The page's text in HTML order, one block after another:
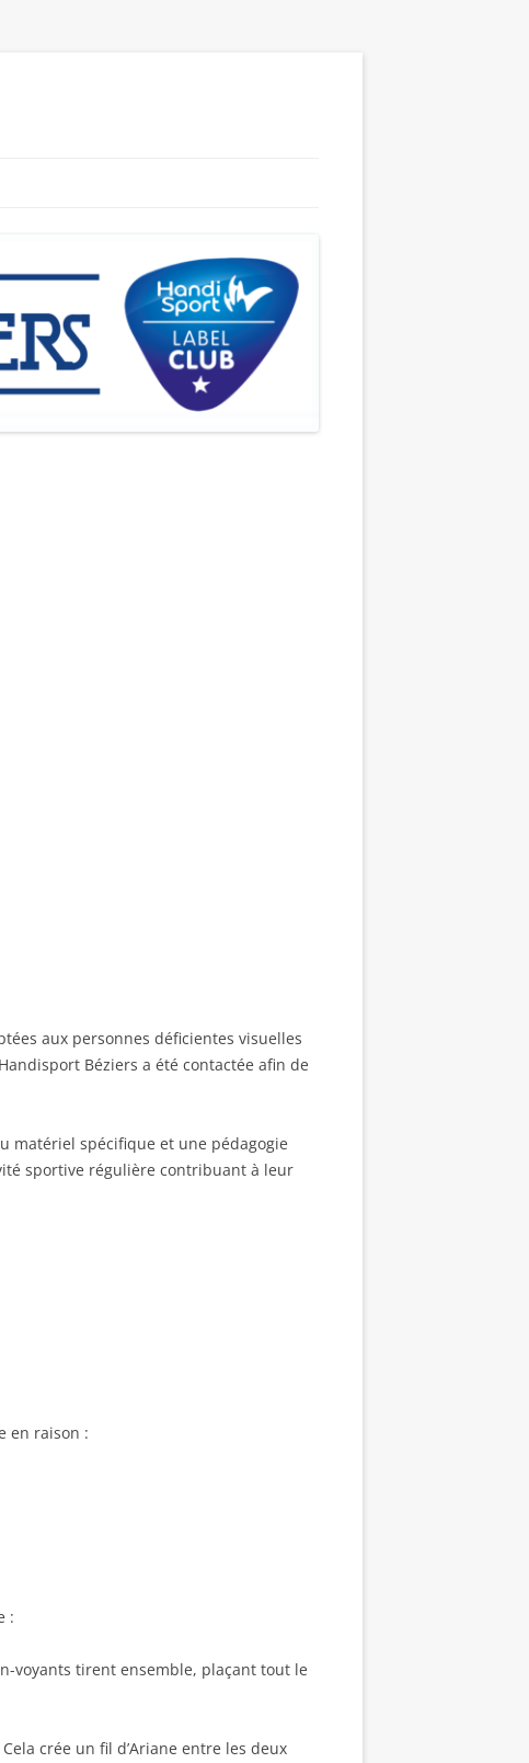
aux personnes déficientes visuelles
Béziers a été contactée afin de
matériel spécifique et une pédagogie
sportive régulière contribuant à leur
en raison :
:
voyants tirent ensemble, plaçant tout le
crée un fil d’Ariane entre les deux